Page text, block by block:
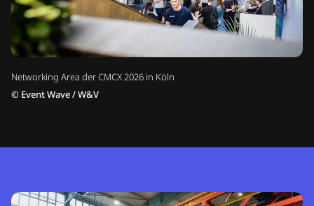
Networking Area der CMCX 2026 in Köln
© Event Wave / W&V